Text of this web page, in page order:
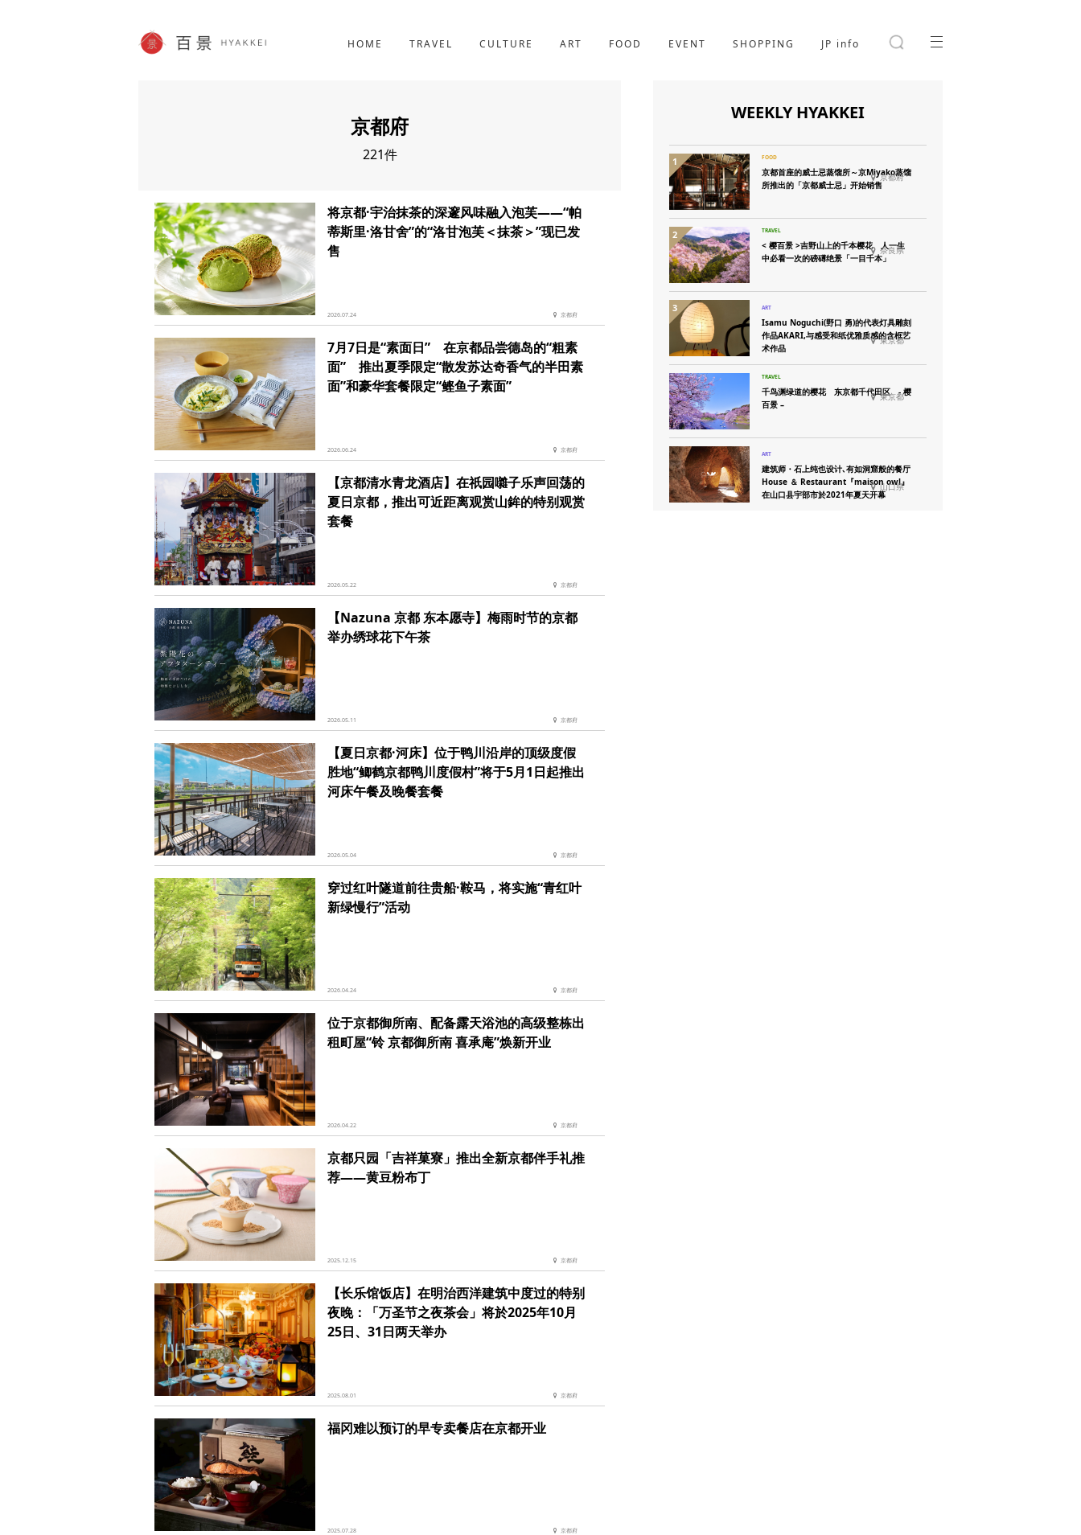
HOME TRAVEL CULTURE ART FOOD EVENT SHOPPING JP info
SHOPPING
JP info
京都府
221件
将京都·宇治抹茶的深邃风味融入泡芙——“帕
蒂斯里·洛甘舍”的“洛甘泡芙＜抹茶＞”现已发
售
2026.07.24 京都府
7月7日是“素面日” 在京都品尝德岛的“粗素
面” 推出夏季限定“散发苏达奇香气的半田素
面”和豪华套餐限定“鲣鱼子素面”
2026.06.24 京都府
【京都清水青龙酒店】在祇园囃子乐声回荡的
夏日京都，推出可近距离观赏山鉾的特别观赏
套餐
2026.05.22 京都府
【Nazuna 京都 东本愿寺】梅雨时节的京都
举办绣球花下午茶
2026.05.11 京都府
【夏日京都·河床】位于鸭川沿岸的顶级度假
胜地“鲫鹤京都鸭川度假村”将于5月1日起推出
河床午餐及晚餐套餐
2026.05.04 京都府
穿过红叶隧道前往贵船·鞍马，将实施“青红叶
新绿慢行”活动
2026.04.24 京都府
位于京都御所南、配备露天浴池的高级整栋出
租町屋“铃 京都御所南 喜承庵”焕新开业
2026.04.22 京都府
京都只园「吉祥菓寮」推出全新京都伴手礼推
荐——黄豆粉布丁
2025.12.15 京都府
【长乐馆饭店】在明治西洋建筑中度过的特别
夜晚：「万圣节之夜茶会」将於2025年10月
25日、31日两天举办
2025.08.01 京都府
福冈难以预订的早专卖餐店在京都开业
2025.07.28 京都府
WEEKLY HYAKKEI
京都首座的威士忌蒸馏所～京Miyako蒸馏
所推出的「京都威士忌」开始销售
京都府
< 樱百景 >吉野山上的千本樱花 人一生
中必看一次的磅礡绝景「一目千本」
奈良県
Isamu Noguchi(野口 勇)的代表灯具雕刻
作品AKARI,与感受和纸优雅质感的含框艺
术作品
東京都
千鸟渊绿道的樱花 东京都千代田区 - 樱
百景 –
東京都
建筑师・石上纯也设计､有如洞窟般的餐厅
House ＆ Restaurant『maison owl』
在山口县宇部市於2021年夏天开幕
山口県